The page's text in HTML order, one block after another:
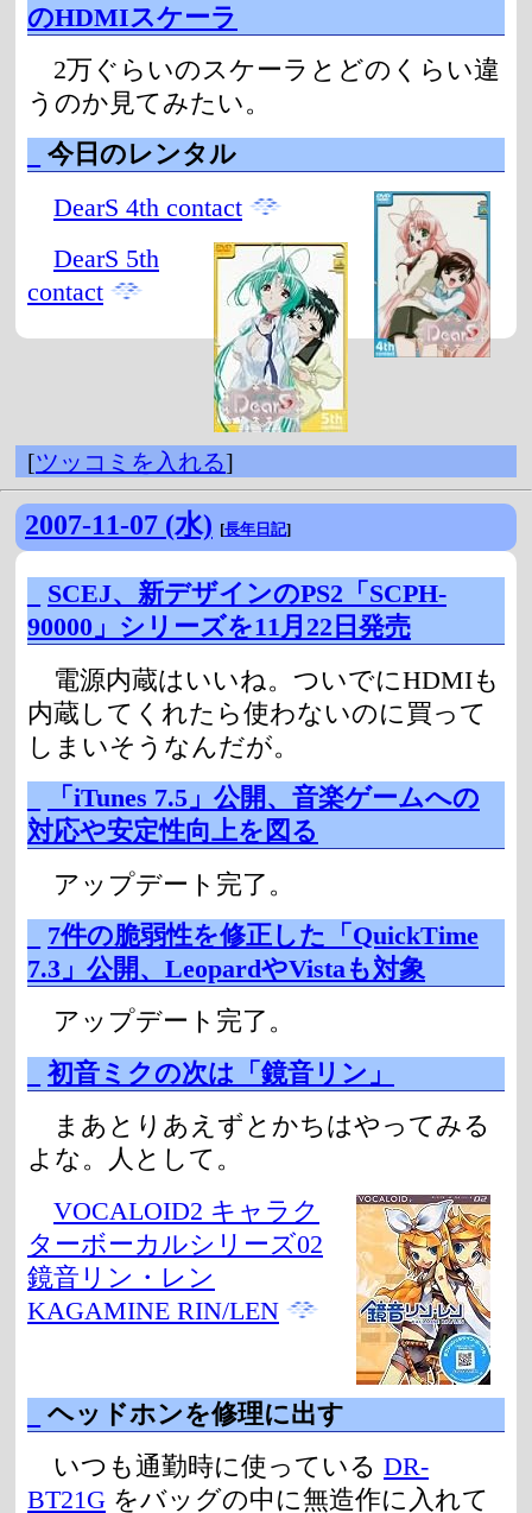
のHDMIスケーラ
2万ぐらいのスケーラとどのくらい違
うのか見てみたい。
今日のレンタル
DearS 4th contact
DearS 5th
contact
[ツッコミを入れる]
2007-11-07 (水) [長年日記]
SCEJ、新デザインのPS2「SCPH-
90000」シリーズを11月22日発売
電源内蔵はいいね。ついでにHDMIも
内蔵してくれたら使わないのに買って
しまいそうなんだが。
「iTunes 7.5」公開、音楽ゲームへの
対応や安定性向上を図る
アップデート完了。
7件の脆弱性を修正した「QuickTime
7.3」公開、LeopardやVistaも対象
アップデート完了。
初音ミクの次は「鏡音リン」
まあとりあえずとかちはやってみる
よな。人として。
VOCALOID2 キャラク
ターボーカルシリーズ02
鏡音リン・レン
KAGAMINE RIN/LEN
ヘッドホンを修理に出す
いつも通勤時に使っている DR-
BT21G をバッグの中に無造作に入れて